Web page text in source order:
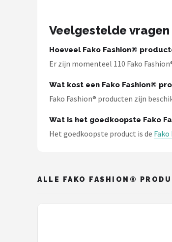
Veelgestelde vragen
Hoeveel Fako Fashion®
Er zijn momenteel 110 Fako
Wat kost een Fako Fashion®
Fako Fashion® producten zijn
Wat is het goedkoopste Fako
Het goedkoopste product is de
ALLE FAKO FASHION®